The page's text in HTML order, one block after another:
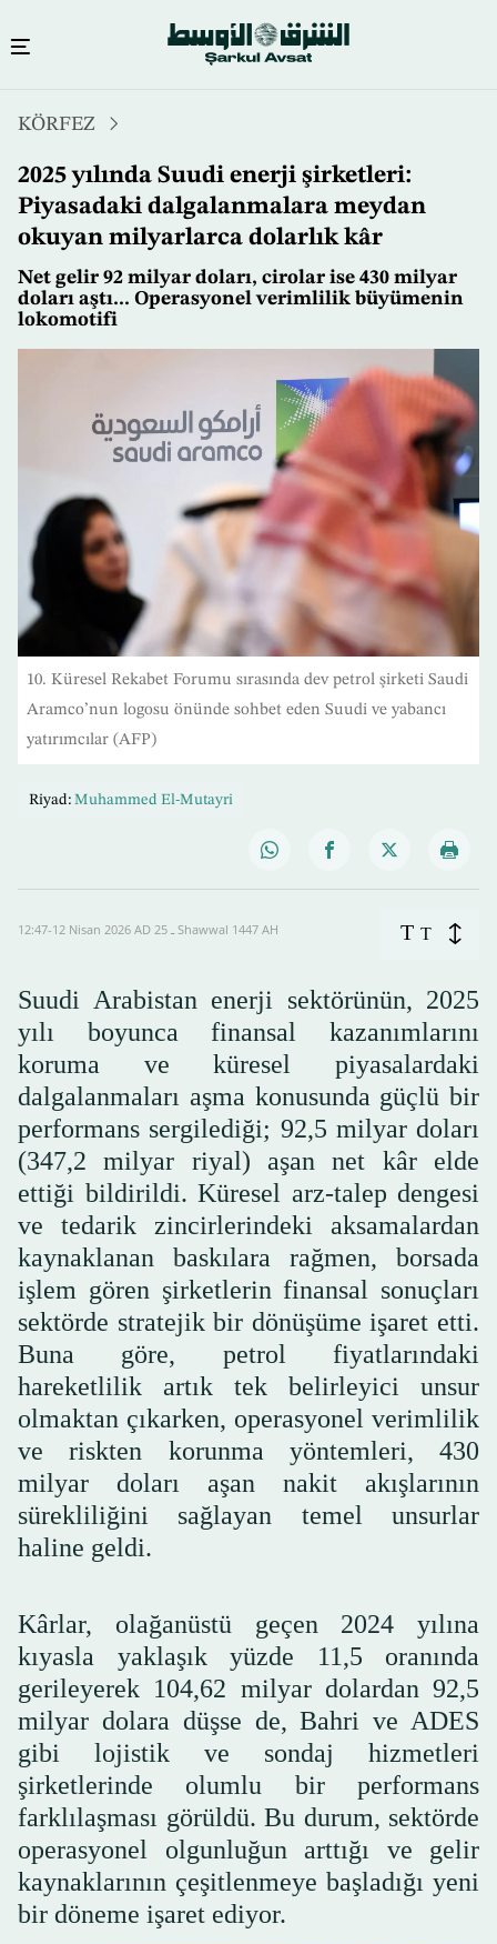
içeriğe
atla
KÖRFEZ
2025 yılında Suudi enerji şirketleri:
Piyasadaki dalgalanmalara meydan
okuyan milyarlarca dolarlık kâr
Net gelir 92 milyar doları, cirolar ise 430 milyar
doları aştı... Operasyonel verimlilik büyümenin
lokomotifi
10. Küresel Rekabet Forumu sırasında dev petrol şirketi Saudi
Aramco’nun logosu önünde sohbet eden Suudi ve yabancı
yatırımcılar (AFP)
Riyad: Muhammed El-Mutayri
12:47-12 Nisan 2026 AD ـ 25 Shawwal 1447 AH T T
Suudi Arabistan enerji sektörünün, 2025
yılı boyunca finansal kazanımlarını
koruma ve küresel piyasalardaki
dalgalanmaları aşma konusunda güçlü bir
performans sergilediği; 92,5 milyar doları
(347,2 milyar riyal) aşan net kâr elde
ettiği bildirildi. Küresel arz-talep dengesi
ve tedarik zincirlerindeki aksamalardan
kaynaklanan baskılara rağmen, borsada
işlem gören şirketlerin finansal sonuçları
sektörde stratejik bir dönüşüme işaret etti.
Buna göre, petrol fiyatlarındaki
hareketlilik artık tek belirleyici unsur
olmaktan çıkarken, operasyonel verimlilik
ve riskten korunma yöntemleri, 430
milyar doları aşan nakit akışlarının
sürekliliğini sağlayan temel unsurlar
haline geldi.
Kârlar, olağanüstü geçen 2024 yılına
kıyasla yaklaşık yüzde 11,5 oranında
gerileyerek 104,62 milyar dolardan 92,5
milyar dolara düşse de, Bahri ve ADES
gibi lojistik ve sondaj hizmetleri
şirketlerinde olumlu bir performans
farklılaşması görüldü. Bu durum, sektörde
operasyonel olgunluğun arttığı ve gelir
kaynaklarının çeşitlenmeye başladığı yeni
bir döneme işaret ediyor.